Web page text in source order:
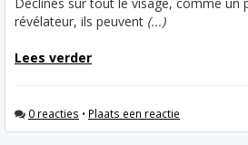
révélateur, ils peuvent (...)
Lees verder
0 reacties • Plaats een reactie